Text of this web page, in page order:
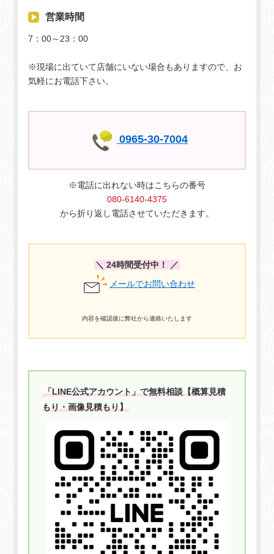
営業時間
7：00～23：00
※現場に出ていて店舗にいない場合もありますので、お
気軽にお電話下さい。
0965-30-7004
※電話に出れない時はこちらの番号
080-6140-4375
から折り返し電話させていただきます。
＼ 24時間受付中！ ／
メールでお問い合わせ
内容を確認後に弊社から連絡いたします
「LINE公式アカウント」で無料相談【概算見積
もり・画像見積もり】